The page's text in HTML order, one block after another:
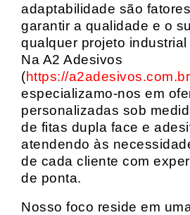
adaptabilidade são
garantir a qualidade e o
qualquer projeto
Na A2 Adesivos
(https://a2adesivos.com.br
especializamo-nos em
personalizadas sob
de fitas dupla face e
atendendo às
de cada cliente com
de ponta.
Nosso foco reside em